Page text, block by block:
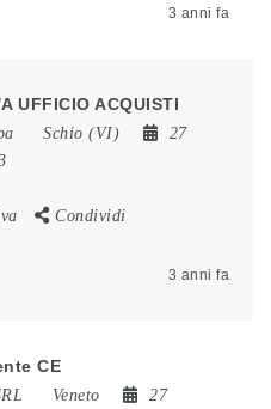
3 anni fa
UFFICIO ACQUISTI
Schio (VI)
27
Condividi
3 anni fa
CE
Veneto
27